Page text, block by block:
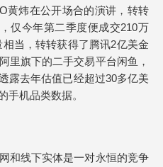
黄炜在公开场合的演讲，转转
仅今年第二季度便成交210万
当，转转获得了腾讯2亿美金
里旗下的二手交易平台闲鱼，
露去年估值已经超过30多亿美
手机品类数据。
和线下实体是一对永恒的竞争